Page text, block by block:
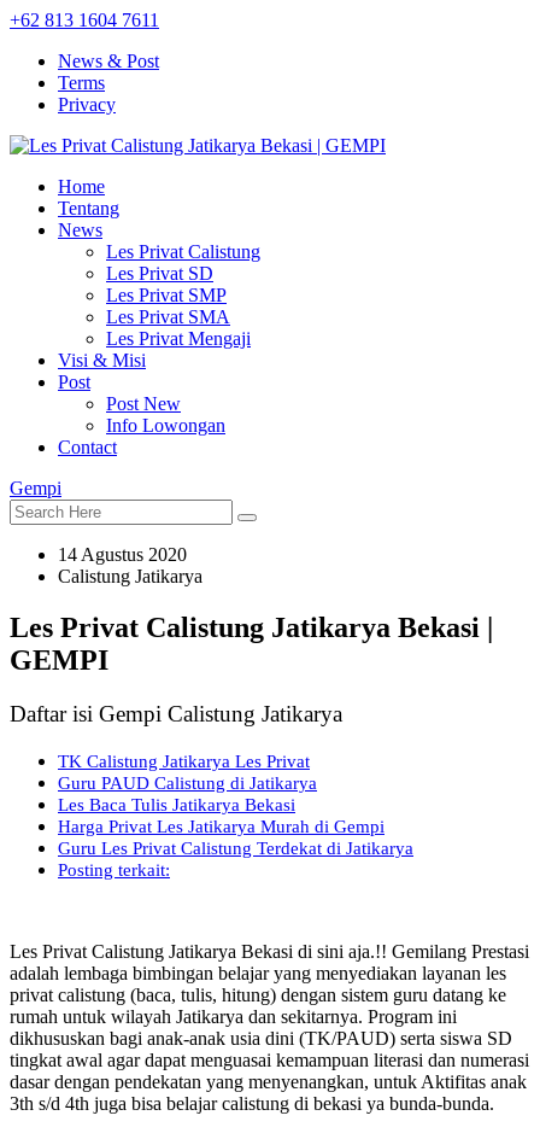
+62 813 1604 7611
News & Post
Terms
Privacy
Home
Tentang
News
Les Privat Calistung
Les Privat SD
Les Privat SMP
Les Privat SMA
Les Privat Mengaji
Visi & Misi
Post
Post New
Info Lowongan
Contact
Gempi
14 Agustus 2020
Calistung Jatikarya
Les Privat Calistung Jatikarya Bekasi |
GEMPI
Daftar isi Gempi Calistung Jatikarya
TK Calistung Jatikarya Les Privat
Guru PAUD Calistung di Jatikarya
Les Baca Tulis Jatikarya Bekasi
Harga Privat Les Jatikarya Murah di Gempi
Guru Les Privat Calistung Terdekat di Jatikarya
Posting terkait:
Les Privat Calistung Jatikarya Bekasi di sini aja.!! Gemilang Prestasi
adalah lembaga bimbingan belajar yang menyediakan layanan les
privat calistung (baca, tulis, hitung) dengan sistem guru datang ke
rumah untuk wilayah Jatikarya dan sekitarnya. Program ini
dikhususkan bagi anak-anak usia dini (TK/PAUD) serta siswa SD
tingkat awal agar dapat menguasai kemampuan literasi dan numerasi
dasar dengan pendekatan yang menyenangkan, untuk Aktifitas anak
3th s/d 4th juga bisa belajar calistung di bekasi ya bunda-bunda.